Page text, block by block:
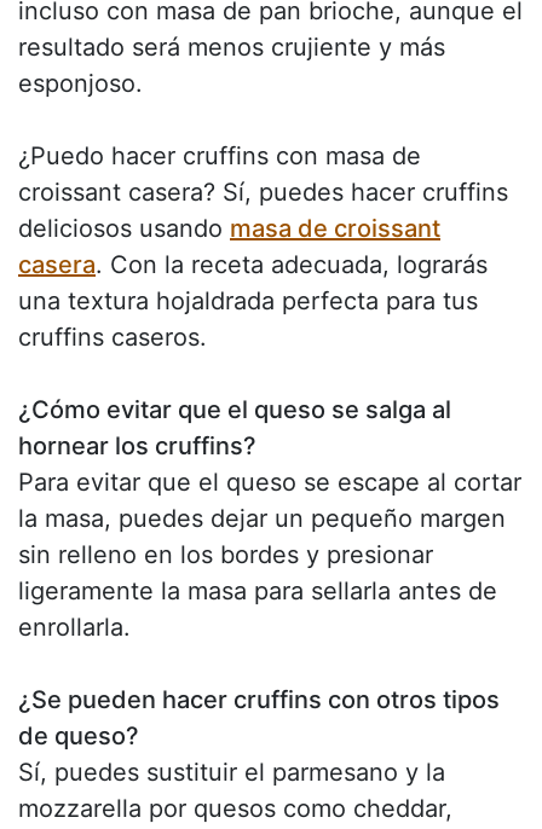
incluso con masa de pan brioche, aunque el
resultado será menos crujiente y más
esponjoso.
¿Puedo hacer cruffins con masa de
croissant casera? Sí, puedes hacer cruffins
deliciosos usando masa de croissant
casera. Con la receta adecuada, lograrás
una textura hojaldrada perfecta para tus
cruffins caseros.
¿Cómo evitar que el queso se salga al
hornear los cruffins?
Para evitar que el queso se escape al cortar
la masa, puedes dejar un pequeño margen
sin relleno en los bordes y presionar
ligeramente la masa para sellarla antes de
enrollarla.
¿Se pueden hacer cruffins con otros tipos
de queso?
Sí, puedes sustituir el parmesano y la
mozzarella por quesos como cheddar,